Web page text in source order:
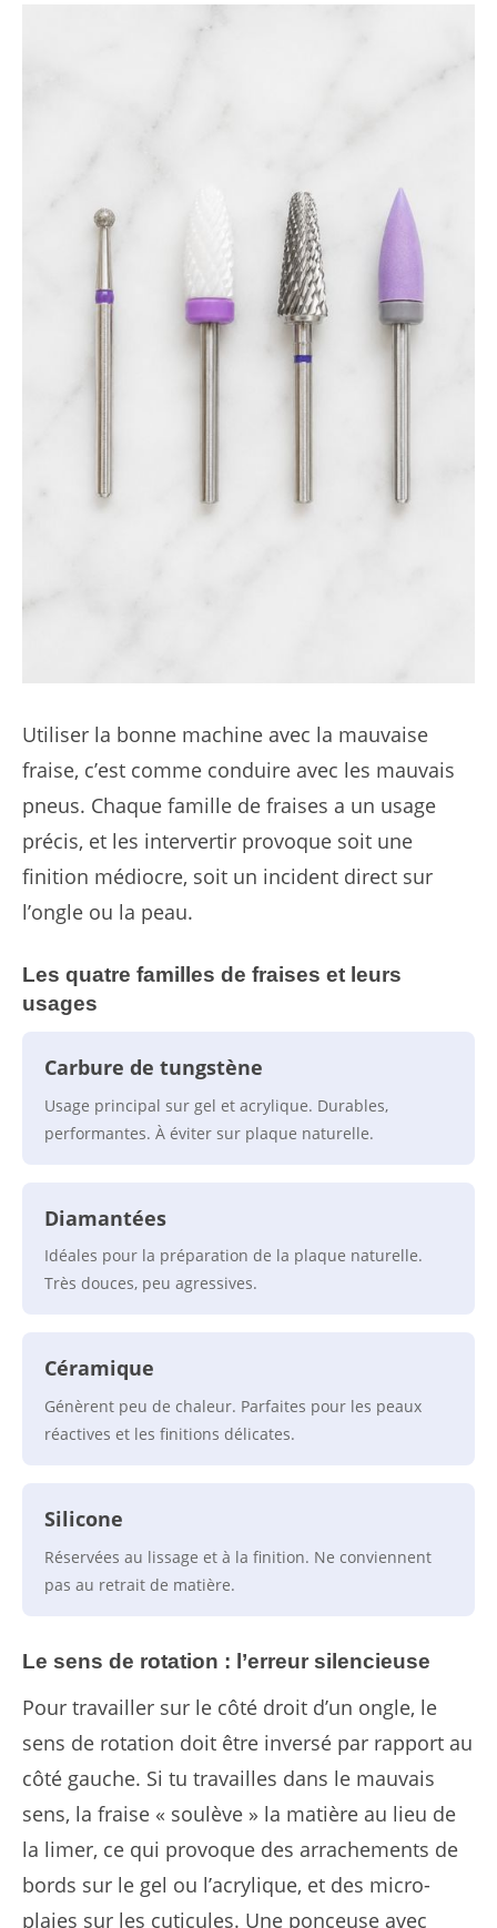
Utiliser la bonne machine avec la mauvaise
fraise, c’est comme conduire avec les mauvais
pneus. Chaque famille de fraises a un usage
précis, et les intervertir provoque soit une
finition médiocre, soit un incident direct sur
l’ongle ou la peau.
Les quatre familles de fraises et leurs
usages
Carbure de tungstène
Usage principal sur gel et acrylique. Durables,
performantes. À éviter sur plaque naturelle.
Diamantées
Idéales pour la préparation de la plaque naturelle.
Très douces, peu agressives.
Céramique
Génèrent peu de chaleur. Parfaites pour les peaux
réactives et les finitions délicates.
Silicone
Réservées au lissage et à la finition. Ne conviennent
pas au retrait de matière.
Le sens de rotation : l’erreur silencieuse
Pour travailler sur le côté droit d’un ongle, le
sens de rotation doit être inversé par rapport au
côté gauche. Si tu travailles dans le mauvais
sens, la fraise « soulève » la matière au lieu de
la limer, ce qui provoque des arrachements de
bords sur le gel ou l’acrylique, et des micro-
plaies sur les cuticules. Une ponceuse avec